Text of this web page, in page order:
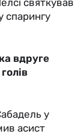
святкував
спарингу
вдруге
у
асист